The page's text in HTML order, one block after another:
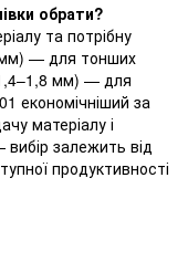
обрати?
та потрібну
мм) — для тонших
мм) — для
економічніший за
матеріалу і
залежить від
продуктивності